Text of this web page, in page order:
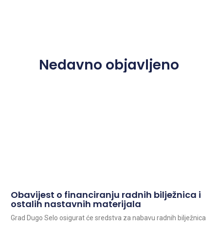
Nedavno objavljeno
Obavijest o financiranju radnih bilježnica i
ostalih nastavnih materijala
Grad Dugo Selo osigurat će sredstva za nabavu radnih bilježnica